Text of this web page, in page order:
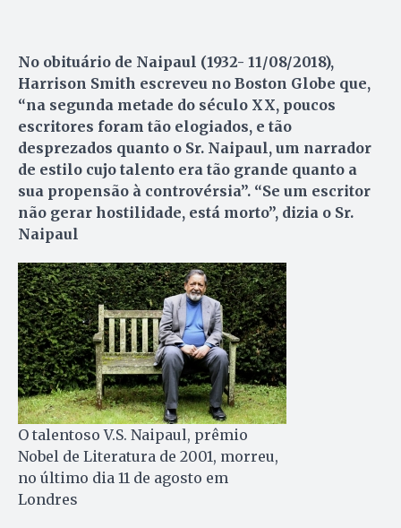
No obituário de Naipaul (1932- 11/08/2018),
Harrison Smith escreveu no Boston Globe que,
“na segunda metade do século XX, poucos
escritores foram tão elogiados, e tão
desprezados quanto o Sr. Naipaul, um narrador
de estilo cujo talento era tão grande quanto a
sua propensão à controvérsia”. “Se um escritor
não gerar hostilidade, está morto”, dizia o Sr.
Naipaul
O talentoso V.S. Naipaul, prêmio
Nobel de Literatura de 2001, morreu,
no último dia 11 de agosto em
Londres